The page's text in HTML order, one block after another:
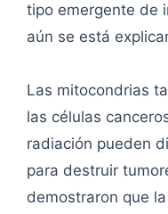
tipo emergente de
aún se está
Las mitocondrias
las células
radiación pueden
para destruir
demostraron que